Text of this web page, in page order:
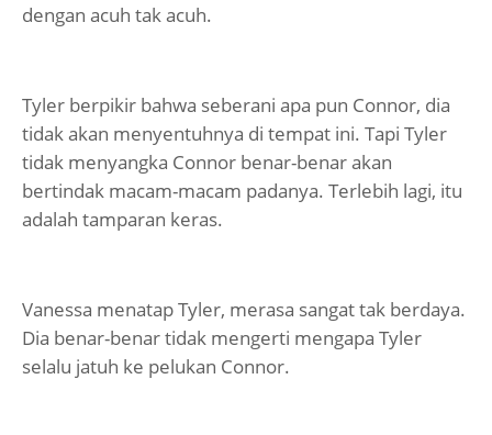
dengan acuh tak acuh.
Tyler berpikir bahwa seberani apa pun Connor, dia
tidak akan menyentuhnya di tempat ini. Tapi Tyler
tidak menyangka Connor benar-benar akan
bertindak macam-macam padanya. Terlebih lagi, itu
adalah tamparan keras.
Vanessa menatap Tyler, merasa sangat tak berdaya.
Dia benar-benar tidak mengerti mengapa Tyler
selalu jatuh ke pelukan Connor.